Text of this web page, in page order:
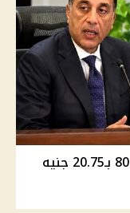
أسعار الوقود في مصر اليوم .. بنزين 80 بـ20.75 جنيه